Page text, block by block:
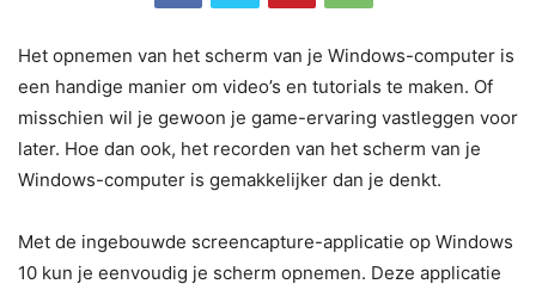
Het opnemen van het scherm van je Windows-computer is
een handige manier om video’s en tutorials te maken. Of
misschien wil je gewoon je game-ervaring vastleggen voor
later. Hoe dan ook, het recorden van het scherm van je
Windows-computer is gemakkelijker dan je denkt.
Met de ingebouwde screencapture-applicatie op Windows
10 kun je eenvoudig je scherm opnemen. Deze applicatie